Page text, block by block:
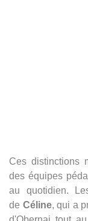
Ces distinctions
des équipes
au quotidien.
de Céline, qui a